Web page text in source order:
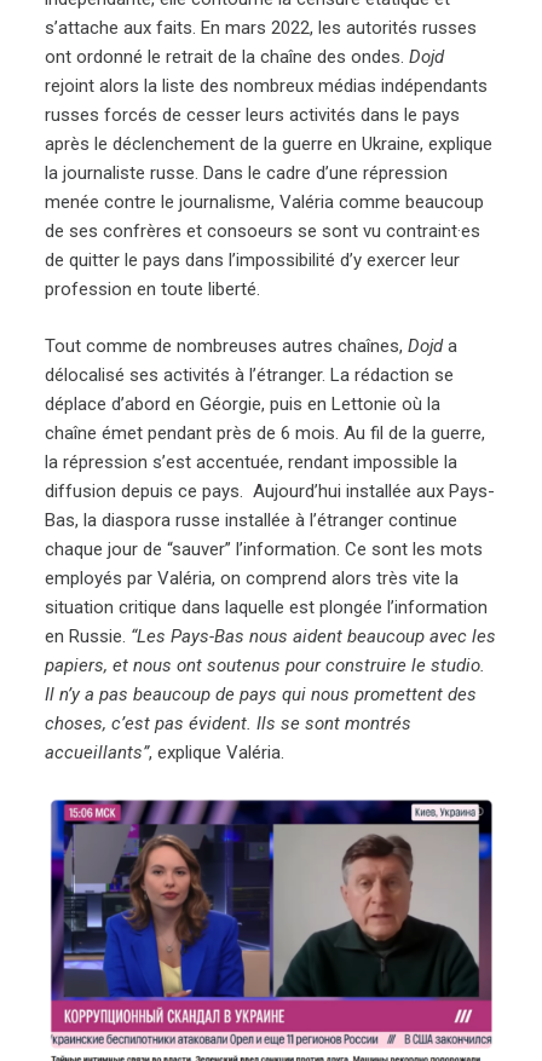
s’attache aux faits. En mars 2022, les autorités russes
ont ordonné le retrait de la chaîne des ondes.Dojd
rejoint alors la liste des nombreux médias indépendants
russes forcés de cesser leurs activités dans le pays
après le déclenchement de la guerre en Ukraine, explique
la journaliste russe. Dans le cadre d’une répression
menée contre le journalisme, Valéria comme beaucoup
de ses confrères et consoeurs se sont vu contraint·es
de quitter le pays dans l’impossibilité d’y exercer leur
profession en toute liberté.
Tout comme de nombreuses autres chaînes,Dojda
délocalisé ses activités à l’étranger. La rédaction se
déplace d’abord en Géorgie, puis en Lettonie où la
chaîne émet pendant près de 6 mois. Au fil de la guerre,
la répression s’est accentuée, rendant impossible la
diffusion depuis ce pays. Aujourd’hui installée aux Pays-
Bas, la diaspora russe installée à l’étranger continue
chaque jour de “sauver” l’information. Ce sont les mots
employés par Valéria, on comprend alors très vite la
situation critique dans laquelle est plongée l’information
en Russie. “Les Pays-Bas nous aident beaucoup avec les
papiers, et nous ont soutenus pour construire le studio.
Il n’y a pas beaucoup de pays qui nous promettent des
choses, c’est pas évident. Ils se sont montrés
accueillants”, explique Valéria.